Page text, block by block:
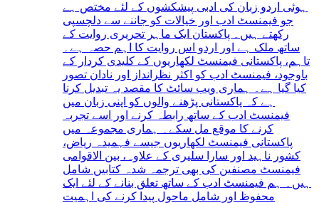
ہوئی اردو زبان کی ادبی پیشکشوں کے لئے مختص ہے
جو فیمنسٹ ادب اور خیالات کو جاننے سے دلچسپی
رکھتے ہیں۔ پاکستان ایک ماہر تحریری روایت کے
ساتھ ملک ہے اور اردو اس روایت کا اہم حصہ ہے۔
تاہم، پاکستانی فیمنسٹ لکھاریوں کے کلیدی کردار کے
باوجود، فیمنسٹ ادب کو اکثر نظرانداز اور نادان تصور
کیا گیا ہے۔ ہماری ویب سائٹ کا مقصد یہ تبدیل کرنا
ہے کہ پاکستانی پڑھنے والوں کو اپنی زبان میں
فیمنسٹ ادب کے ساتھ رابطہ کرنے اور اسے تجربہ
کرنے کا موقع مل سکے۔ ہماری مجموعہ میں
پاکستانی فیمنسٹ لکھاریوں جیسے فہمیدہ ریاض،
کشور ناہید اور سارا سلیری کے علاوہ، بین الاقوامی
فیمنسٹ مصنفین کی بھی ترجمہ شدہ کتابیں شامل
ہیں۔ ہم فیمنسٹ ادب کے ساتھ تعلق بنانے کے لئے ایک
محفوظ اور شامل ماحول پیدا کرنے کی اہمیت